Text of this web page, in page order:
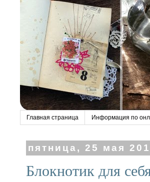
Главная страница Информация по
пятница, 25 мая
Блокнотик для